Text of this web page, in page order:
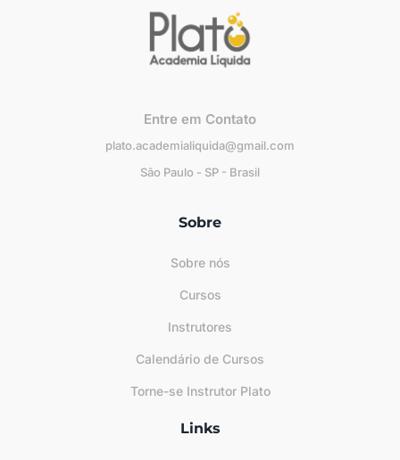
Entre em Contato
plato.academialiquida@gmail.com
São Paulo - SP - Brasil
Sobre
Sobre nós
Cursos
Instrutores
Calendário de Cursos
Torne-se Instrutor Plato
Links